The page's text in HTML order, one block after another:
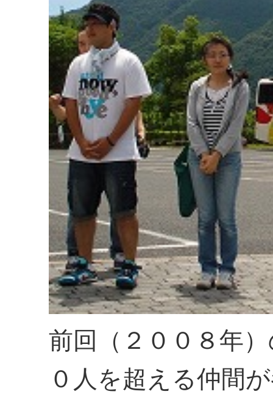
前回（２００８年
０人を超える仲間